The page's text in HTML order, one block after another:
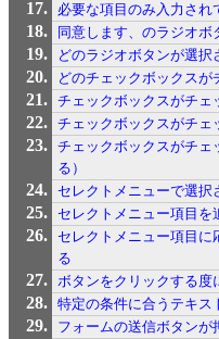
必要な項目のみ入力され
同意します、のラジオ
どのラジオボタンが選択
どのチェックボックス
チェックボックスがチェ
チェックボックスがチェ
チェックボックスがチェ
る）
セレクトメニューで選択
セレクトメニュー項目を
セレクトメニュー項目に
る
ボタンをクリックする度
特定の条件に合うテキス
フォームの送信ボタンが